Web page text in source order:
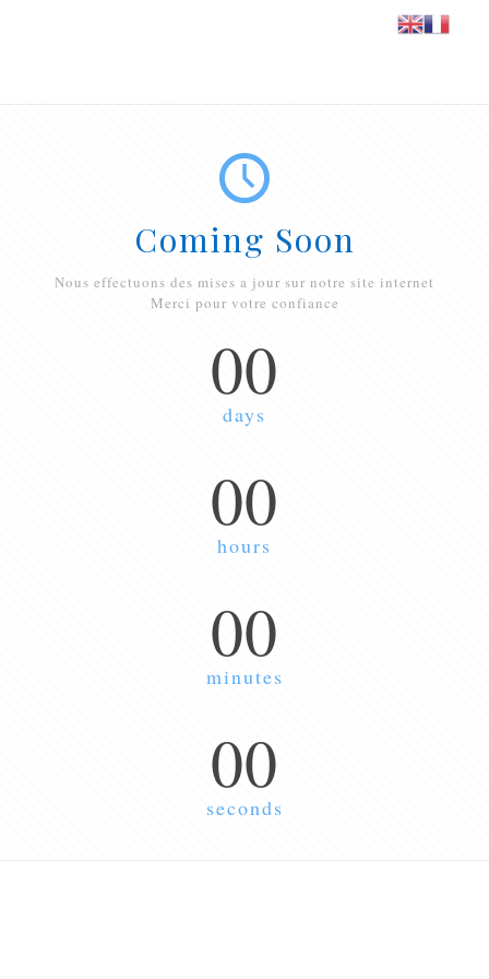
Coming Soon
Nous effectuons des mises a jour sur notre site internet
Merci pour votre confiance
00
days
00
hours
00
minutes
00
seconds